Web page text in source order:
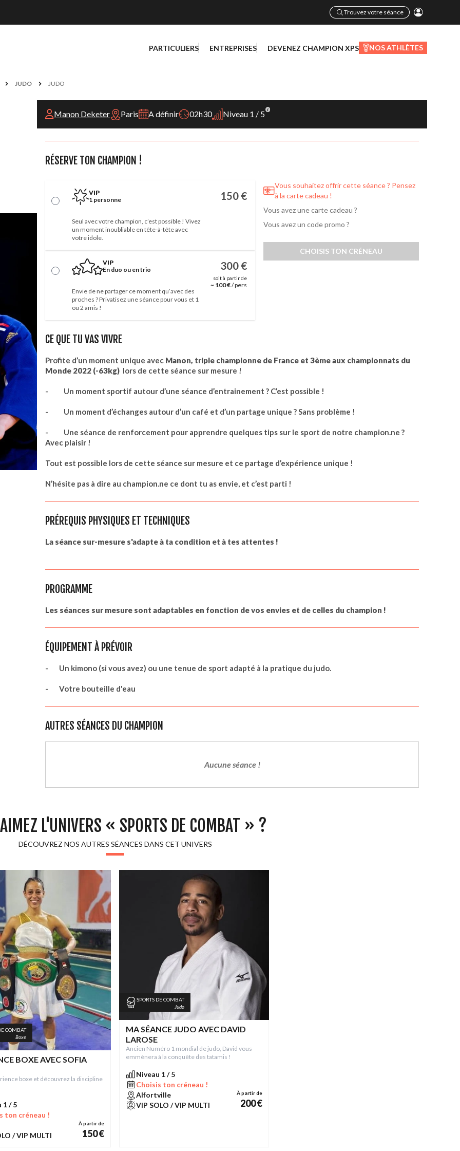
Trouvez votre séance
PARTICULIERS ENTREPRISES DEVENEZ CHAMPION XPS NOS ATHLÈTES
JUDO JUDO
Manon Deketer Paris A définir 02h30 Niveau 1 / 5
RÉSERVE TON CHAMPION !
VIP
1 personne
150 €
Seul avec votre champion, c’est possible ! Vivez
un moment inoubliable en tête-à-tête avec
votre idole.
VIP
En duo ou en trio
300 €
soit à partir de
~ 100 €/ pers
Envie de ne partager ce moment qu’avec des
proches ? Privatisez une séance pour vous et 1
ou 2 amis !
Vous souhaitez offrir cette séance ? Pensez
à la carte cadeau !
Vous avez une carte cadeau ?
Vous avez un code promo ?
CHOISIS TON CRÉNEAU
CE QUE TU VAS VIVRE
Profite d’un moment unique avec Manon, triple championne de France et 3ème aux championnats du
Monde 2022 (-63kg) lors de cette séance sur mesure !
- Un moment sportif autour d’une séance d’entrainement ? C’est possible !
- Un moment d’échanges autour d’un café et d’un partage unique ? Sans problème !
- Une séance de renforcement pour apprendre quelques tips sur le sport de notre champion.ne ?
Avec plaisir !
Tout est possible lors de cette séance sur mesure et ce partage d’expérience unique !
N’hésite pas à dire au champion.ne ce dont tu as envie, et c’est parti !
PRÉREQUIS PHYSIQUES ET TECHNIQUES
La séance sur-mesure s'adapte à ta condition et à tes attentes !
PROGRAMME
Les séances sur mesure sont adaptables en fonction de vos envies et de celles du champion !
ÉQUIPEMENT À PRÉVOIR
- Un kimono (si vous avez) ou une tenue de sport adapté à la pratique du judo.
- Votre bouteille d'eau
AUTRES SÉANCES DU CHAMPION
Aucune séance !
L'UNIVERS « SPORTS DE COMBAT » ?
DÉCOUVREZ NOS AUTRES SÉANCES DANS CET UNIVERS
COMBAT
Boxe
BOXE AVEC SOFIA
boxe et découvrez la discipline
1 / 5
ton créneau !
/ VIP MULTI
À partir de
150 €
SPORTS DE COMBAT
Judo
MA SÉANCE JUDO AVEC DAVID
LAROSE
Ancien Numéro 1 mondial de judo, David vous
emmènera à la conquête des tatamis !
Niveau 1 / 5
Choisis ton créneau !
Alfortville
VIP SOLO / VIP MULTI
À partir de
200 €